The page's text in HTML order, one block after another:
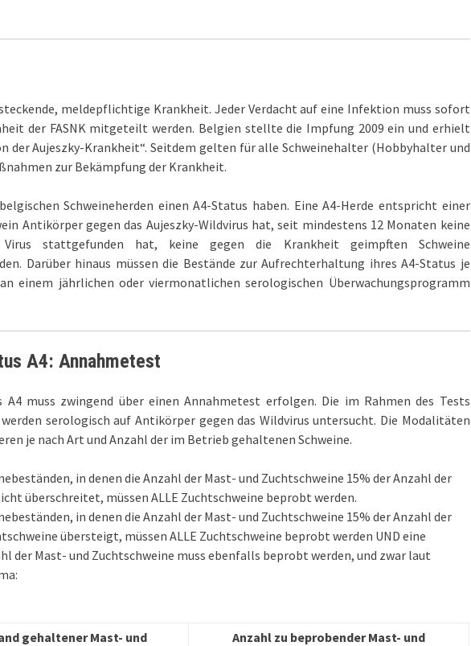
meldepflichtige Krankheit. Jeder Verdacht auf eine Infektion muss sofort
der FASNK mitgeteilt werden. Belgien stellte die Impfung 2009 ein und erhielt
der Aujeszky-Krankheit“. Seitdem gelten für alle Schweinehalter (Hobbyhalter und
zur Bekämpfung der Krankheit.
Schweineherden einen A4-Status haben. Eine A4-Herde entspricht einer
Antikörper gegen das Aujeszky-Wildvirus hat, seit mindestens 12 Monaten keine
stattgefunden hat, keine gegen die Krankheit geimpften Schweine
Darüber hinaus müssen die Bestände zur Aufrechterhaltung ihres A4-Status je
einem jährlichen oder viermonatlichen serologischen Überwachungsprogramm
A4: Annahmetest
A4 muss zwingend über einen Annahmetest erfolgen. Die im Rahmen des Tests
serologisch auf Antikörper gegen das Wildvirus untersucht. Die Modalitäten
je nach Art und Anzahl der im Betrieb gehaltenen Schweine.
in denen die Anzahl der Mast- und Zuchtschweine 15% der Anzahl der
überschreitet, müssen ALLE Zuchtschweine beprobt werden.
in denen die Anzahl der Mast- und Zuchtschweine 15% der Anzahl der
übersteigt, müssen ALLE Zuchtschweine beprobt werden UND eine
der Mast- und Zuchtschweine muss ebenfalls beprobt werden, und zwar laut
gehaltener Mast- und
Anzahl zu beprobender Mast- und